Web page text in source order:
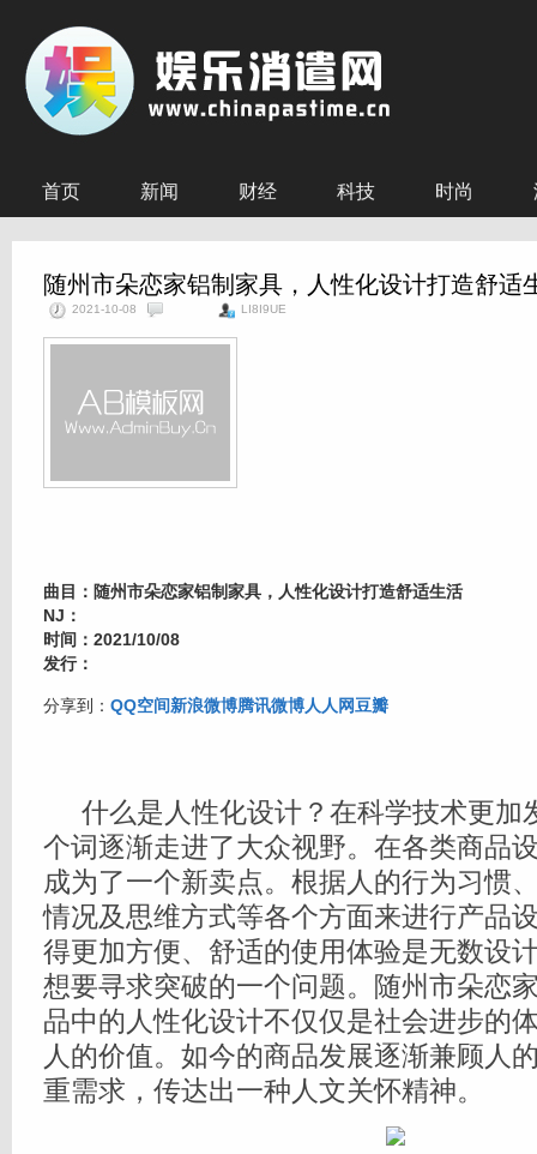
首页 新闻 财经 科技 时尚
随州市朵恋家铝制家具，人性化设计打造舒适
2021-10-08 LI8I9UE
曲目：随州市朵恋家铝制家具，人性化设计打造舒适生活
NJ：
时间：2021/10/08
发行：
分享到： QQ空间新浪微博腾讯微博人人网豆瓣
什么是人性化设计？在科学技术更加
个词逐渐走进了大众视野。在各类商品
成为了一个新卖点。根据人的行为习惯
情况及思维方式等各个方面来进行产品
得更加方便、舒适的使用体验是无数设
想要寻求突破的一个问题。随州市朵恋
品中的人性化设计不仅仅是社会进步的
人的价值。如今的商品发展逐渐兼顾人
重需求，传达出一种人文关怀精神。